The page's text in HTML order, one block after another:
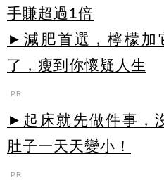
手賺超過1倍
►減肥首選，檸檬加
了，瘦到你懷疑人生
PR
►起床就先做件事，
肚子一天天變小！
PR